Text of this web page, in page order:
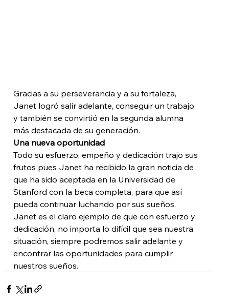
Gracias a su perseverancia y a su fortaleza,
Janet logró salir adelante, conseguir un trabajo
y también se convirtió en la segunda alumna
más destacada de su generación.
Una nueva oportunidad
Todo su esfuerzo, empeño y dedicación trajo sus
frutos pues Janet ha recibido la gran noticia de
que ha sido aceptada en la Universidad de
Stanford con la beca completa, para que así
pueda continuar luchando por sus sueños.
Janet es el claro ejemplo de que con esfuerzo y
dedicación, no importa lo difícil que sea nuestra
situación, siempre podremos salir adelante y
encontrar las oportunidades para cumplir
nuestros sueños.